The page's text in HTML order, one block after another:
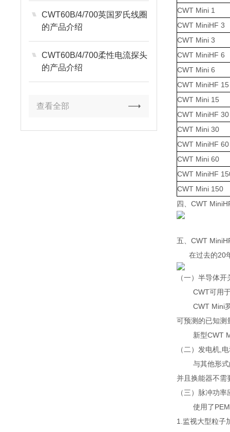
CWT60B/4/700英国罗氏线圈
的产品介绍
CWT60B/4/700柔性电流探头
的产品介绍
查看全部
CWT Mini 1
CWT MiniHF 3
CWT Mini 3
CWT MiniHF 6
CWT Mini 6
CWT MiniHF 15
CWT Mini 15
CWT MiniHF 30
CWT Mini 30
CWT MiniHF 60
CWT Mini 60
CWT MiniHF
CWT Mini 150
四、 CWT
五、CWT
在过去的20年
（一）半导体开
CWT可用于各
CWT Mini罗
可预测的已知测
新型CWT
（二）发电机,
与其他形式的
并且换能器不需
（三）脉冲功率
使用了PEM
1.监视大型粒子